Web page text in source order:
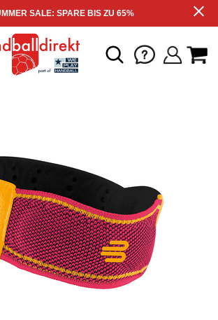
SALE: SPARE BIS ZU 65%